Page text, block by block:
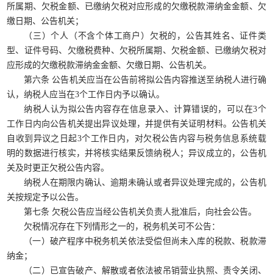
所属期、欠税金额、已缴纳欠税对应形成的欠缴税款滞纳金金额、欠
缴日期、公告机关；
（三）个人（不含个体工商户）欠税的，公告其姓名、证件类
型、证件号码、欠缴税费种、欠税所属期、欠税金额、已缴纳欠税对
应形成的欠缴税款滞纳金金额、欠缴日期、公告机关。
第六条 公告机关应当在公告前将拟公告内容推送至纳税人进行确
认，纳税人应当在3个工作日内予以确认。
纳税人认为拟公告内容存在信息录入、计算错误的，可以在3个
工作日内向公告机关提出异议处理，并提供有关证明材料。公告机关
自收到异议之日起3个工作日内，对欠税公告内容与税务信息系统载
明的数据进行核实，并将核实结果反馈纳税人；异议成立的，公告机
关及时更正欠税公告内容。
纳税人在期限内确认、逾期未确认或者异议处理完成的，公告机
关按规定予以公告。
第七条 欠税公告应当经公告机关负责人批准后，向社会公告。
欠税情况存在下列情形之一的，税务机关可不公告：
（一）破产程序中税务机关依法受偿但尚未入库的税款、税款滞
纳金；
（二）已宣告破产、解散或者依法被吊销营业执照、责令关闭、